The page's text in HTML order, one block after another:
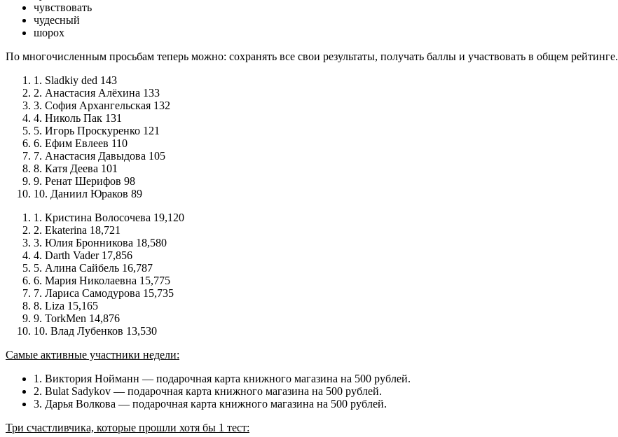
чувствовать
чудесный
шорох
По многочисленным просьбам теперь можно: сохранять все свои результаты, получать баллы и участвовать в общем рейтинге.
1. Sladkiy ded 143
2. Анастасия Алёхина 133
3. София Архангельская 132
4. Николь Пак 131
5. Игорь Проскуренко 121
6. Ефим Евлеев 110
7. Анастасия Давыдова 105
8. Катя Деева 101
9. Ренат Шерифов 98
10. Даниил Юраков 89
1. Кристина Волосочева 19,120
2. Ekaterina 18,721
3. Юлия Бронникова 18,580
4. Darth Vader 17,856
5. Алина Сайбель 16,787
6. Мария Николаевна 15,775
7. Лариса Самодурова 15,735
8. Liza 15,165
9. TorkMen 14,876
10. Влад Лубенков 13,530
Самые активные участники недели:
1. Виктория Нойманн — подарочная карта книжного магазина на 500 рублей.
2. Bulat Sadykov — подарочная карта книжного магазина на 500 рублей.
3. Дарья Волкова — подарочная карта книжного магазина на 500 рублей.
Три счастливчика, которые прошли хотя бы 1 тест: